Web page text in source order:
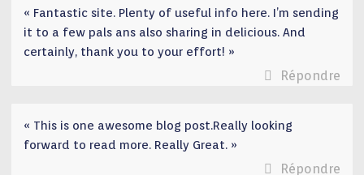
« Fantastic site. Plenty of useful info here. I’m sending
it to a few pals ans also sharing in delicious. And
certainly, thank you to your effort! »
Répondre
« This is one awesome blog post.Really looking
forward to read more. Really Great. »
Répondre